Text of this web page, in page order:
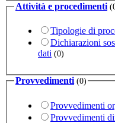
Attività e procedimenti
Tipologie di
Dichiarazioni
dati (0)
Provvedimenti (0)
Provvedimenti
Provvedimenti